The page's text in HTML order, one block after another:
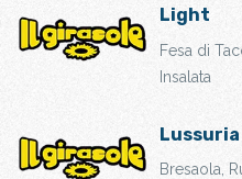
Light
Fesa di
Insalata
Lussuria
Bresaola,